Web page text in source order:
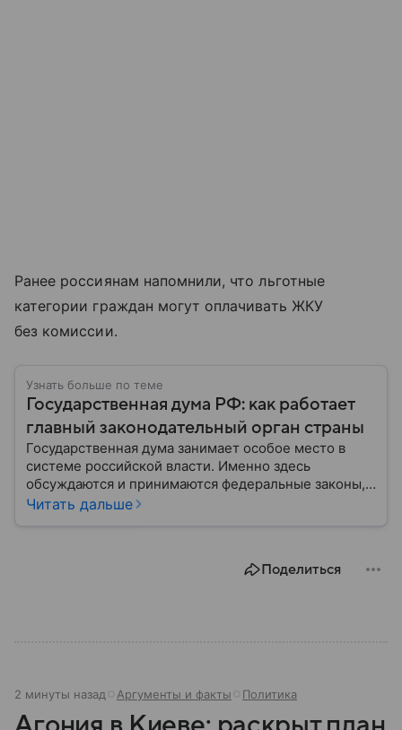
Ранее россиянам напомнили, что льготные
категории граждан могут оплачивать ЖКУ
без комиссии.
Узнать больше по теме
Государственная дума РФ: как работает
главный законодательный орган страны
Государственная дума занимает особое место в
системе российской власти. Именно здесь
обсуждаются и принимаются федеральные законы,
определяющие развитие государства, экономики и
Разбираемся, как устроена Госдума, какие
Читать дальше
Поделиться
2 минуты назад Аргументы и факты Политика